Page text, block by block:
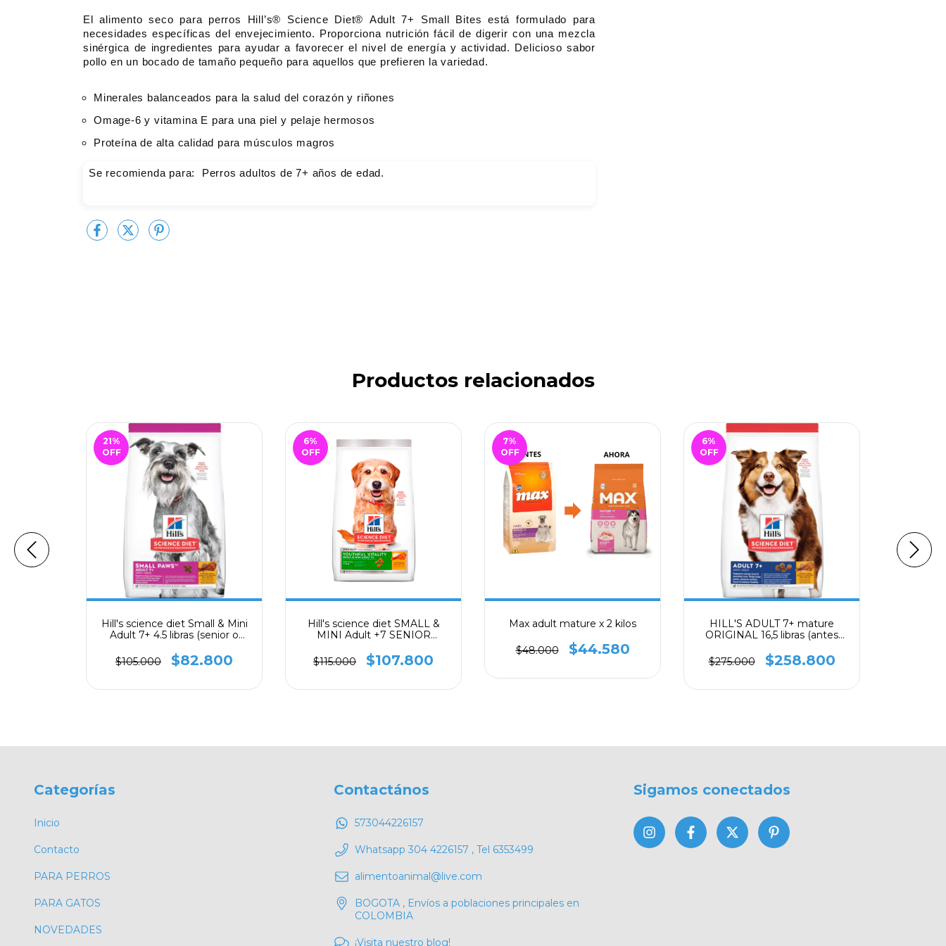
El alimento seco para perros Hill’s® Science Diet® Adult 7+ Small Bites está formulado para
necesidades específicas del envejecimiento. Proporciona nutrición fácil de digerir con una mezcla
sinérgica de ingredientes para ayudar a favorecer el nivel de energía y actividad. Delicioso sabor
pollo en un bocado de tamaño pequeño para aquellos que prefieren la variedad.
Minerales balanceados para la salud del corazón y riñones
Omage-6 y vitamina E para una piel y pelaje hermosos
Proteína de alta calidad para músculos magros
Se recomienda para: Perros adultos de 7+ años de edad.
Productos relacionados
21%
OFF
Hill's science diet Small & Mini
Adult 7+ 4.5 libras (senior o
$105.000
$82.800
6%
OFF
Hill's science diet SMALL &
MINI Adult +7 SENIOR
$115.000
$107.800
7%
OFF
Max adult mature x 2 kilos
$48.000 $44.580
6%
OFF
HILL'S ADULT 7+ mature
ORIGINAL 16,5 libras (antes
$275.000
$258.800
Categorías
Inicio
Contacto
PARA PERROS
PARA GATOS
NOVEDADES
Contactános
573044226157
Whatsapp 304 4226157 , Tel 6353499
alimentoanimal@live.com
BOGOTA , Envíos a poblaciones principales en
COLOMBIA
¡Visita nuestro blog!
Sigamos conectados